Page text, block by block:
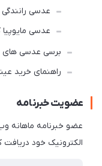
عدسی رانندگی
عدسی مایوپیا
برسی عدسی های
راهنمای خرید
عضویت خبرنامه
عضو خبرنامه ماهانه
الکترونیک خود دریافت